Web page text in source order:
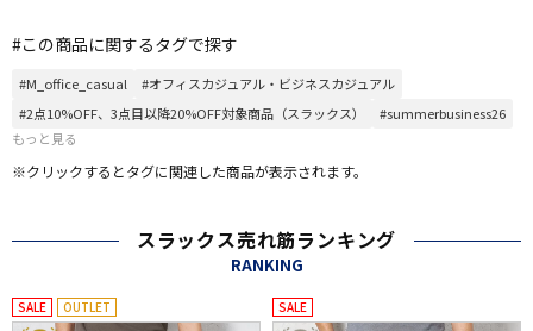
#この商品に関するタグで探す
#M_office_casual
#オフィスカジュアル・ビジネスカジュアル
#2点10%OFF、3点目以降20%OFF対象商品（スラックス）
#summerbusiness26
もっと見る
※クリックするとタグに関連した商品が表示されます。
スラックス売れ筋ランキング
RANKING
SALE OUTLET SALE